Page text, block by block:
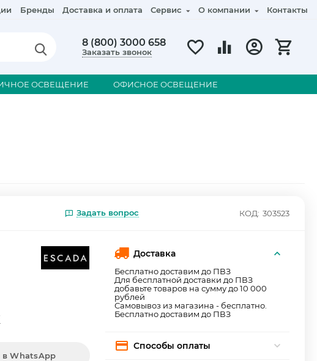
Бренды Доставка и оплата Сервис О компании Контакты
8 (800) 3000 658
Заказать звонок
ОСВЕЩЕНИЕ ОФИСНОЕ ОСВЕЩЕНИЕ
Задать вопрос КОД: 303523
в WhatsApp
Доставка
Бесплатно доставим до ПВЗ
Для бесплатной доставки до ПВЗ
добавьте товаров на сумму до 10 000
рублей
Самовывоз из магазина - бесплатно.
Бесплатно доставим до ПВЗ
Способы оплаты